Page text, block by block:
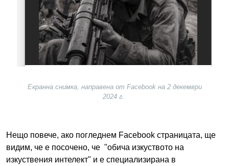
Екранна снимка, направена от Facebook на 2 декември
2024 г.
Нещо повече, ако погледнем Facebook страницата, ще
видим, че е посочено, че "обича изкуството на
изкуствения интелект" и е специализирана в